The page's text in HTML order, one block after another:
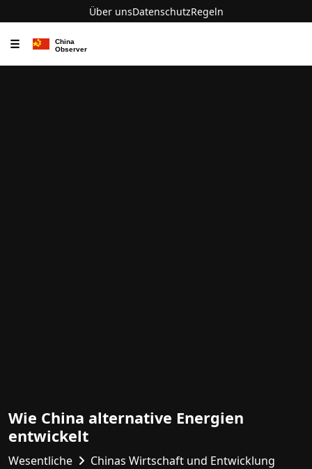
Über unsDatenschutzRegeln
☰
Wie China alternative Energien
entwickelt
Wesentliche
Chinas Wirtschaft und Entwicklung